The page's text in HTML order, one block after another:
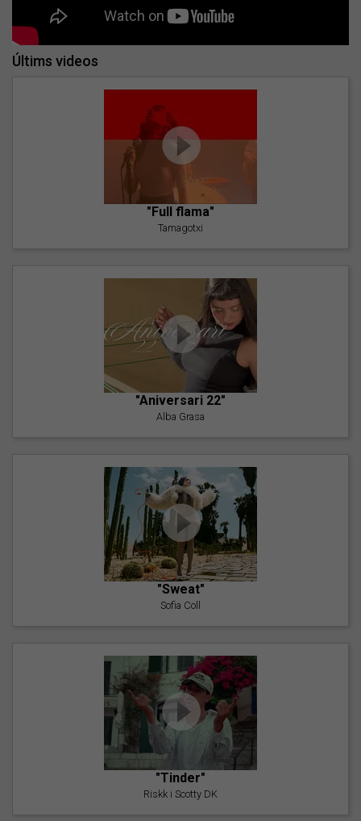
Últims videos
"Full flama"
Tamagotxi
"Aniversari 22"
Alba Grasa
"Sweat"
Sofia Coll
"Tinder"
Riskk i Scotty DK